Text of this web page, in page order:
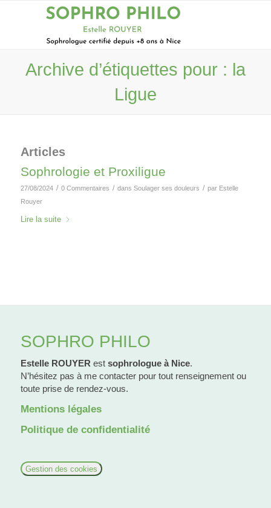
Archive d’étiquettes pour : la
Ligue
Articles
Sophrologie et Proxiligue
27/08/2024 / 0 Commentaires / dans Soulager ses douleurs / par Estelle
Rouyer
Lire la suite
SOPHRO PHILO
Estelle ROUYER est sophrologue à Nice.
N’hésitez pas à me contacter pour tout renseignement ou
toute prise de rendez-vous.
Mentions légales
Politique de confidentialité
Gestion des cookies